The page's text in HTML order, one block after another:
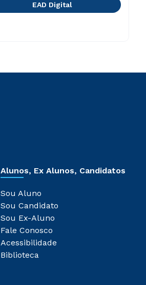
EAD Digital
Alunos, Ex Alunos, Candidatos
Sou Aluno
Sou Candidato
Sou Ex-Aluno
Fale Conosco
Acessibilidade
Biblioteca